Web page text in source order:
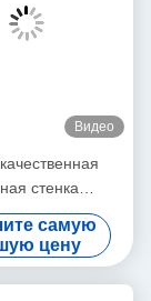
Видео
стенка
труба
самую
цену